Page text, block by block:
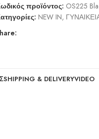
προϊόντος: OS225
NEW IN,
SHIPPING & DELIVERYVIDEO